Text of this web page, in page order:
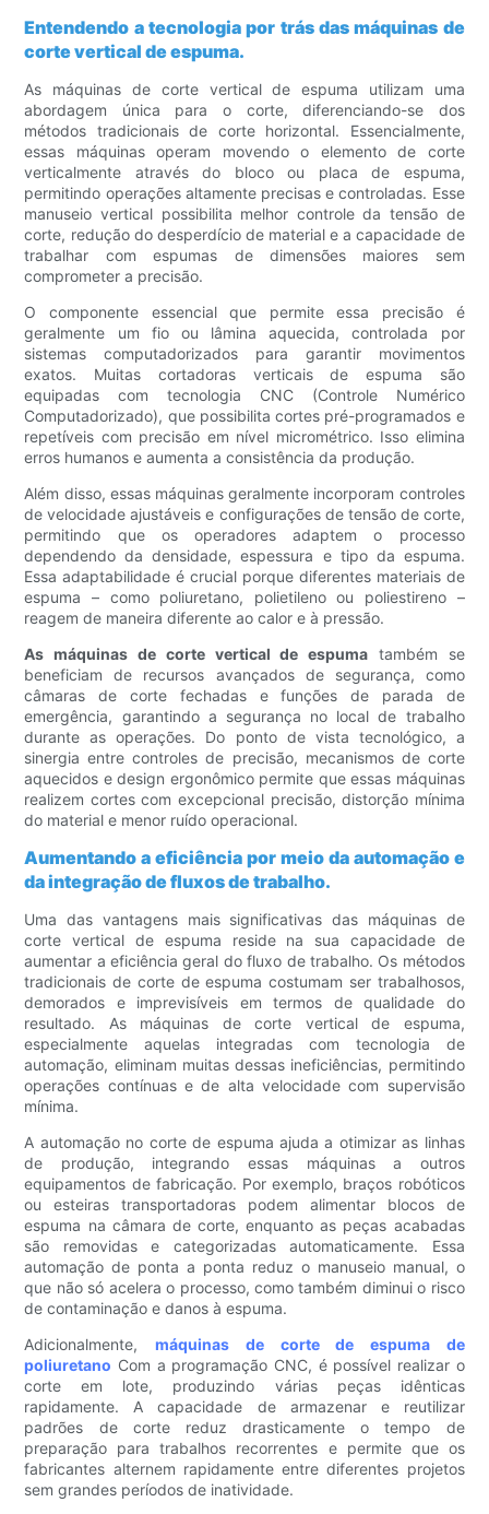
Entendendo a tecnologia por trás das máquinas de
corte vertical de espuma.
As máquinas de corte vertical de espuma utilizam uma
abordagem única para o corte, diferenciando-se dos
métodos tradicionais de corte horizontal. Essencialmente,
essas máquinas operam movendo o elemento de corte
verticalmente através do bloco ou placa de espuma,
permitindo operações altamente precisas e controladas. Esse
manuseio vertical possibilita melhor controle da tensão de
corte, redução do desperdício de material e a capacidade de
trabalhar com espumas de dimensões maiores sem
comprometer a precisão.
O componente essencial que permite essa precisão é
geralmente um fio ou lâmina aquecida, controlada por
sistemas computadorizados para garantir movimentos
exatos. Muitas cortadoras verticais de espuma são
equipadas com tecnologia CNC (Controle Numérico
Computadorizado), que possibilita cortes pré-programados e
repetíveis com precisão em nível micrométrico. Isso elimina
erros humanos e aumenta a consistência da produção.
Além disso, essas máquinas geralmente incorporam controles
de velocidade ajustáveis ​​e configurações de tensão de corte,
permitindo que os operadores adaptem o processo
dependendo da densidade, espessura e tipo da espuma.
Essa adaptabilidade é crucial porque diferentes materiais de
espuma – como poliuretano, polietileno ou poliestireno –
reagem de maneira diferente ao calor e à pressão.
As máquinas de corte vertical de espuma também se
beneficiam de recursos avançados de segurança, como
câmaras de corte fechadas e funções de parada de
emergência, garantindo a segurança no local de trabalho
durante as operações. Do ponto de vista tecnológico, a
sinergia entre controles de precisão, mecanismos de corte
aquecidos e design ergonômico permite que essas máquinas
realizem cortes com excepcional precisão, distorção mínima
do material e menor ruído operacional.
Aumentando a eficiência por meio da automação e
da integração de fluxos de trabalho.
Uma das vantagens mais significativas das máquinas de
corte vertical de espuma reside na sua capacidade de
aumentar a eficiência geral do fluxo de trabalho. Os métodos
tradicionais de corte de espuma costumam ser trabalhosos,
demorados e imprevisíveis em termos de qualidade do
resultado. As máquinas de corte vertical de espuma,
especialmente aquelas integradas com tecnologia de
automação, eliminam muitas dessas ineficiências, permitindo
operações contínuas e de alta velocidade com supervisão
mínima.
A automação no corte de espuma ajuda a otimizar as linhas
de produção, integrando essas máquinas a outros
equipamentos de fabricação. Por exemplo, braços robóticos
ou esteiras transportadoras podem alimentar blocos de
espuma na câmara de corte, enquanto as peças acabadas
são removidas e categorizadas automaticamente. Essa
automação de ponta a ponta reduz o manuseio manual, o
que não só acelera o processo, como também diminui o risco
de contaminação e danos à espuma.
Adicionalmente,
máquinas de corte de espuma de
poliuretano Com a programação CNC, é possível realizar o
corte em lote, produzindo várias peças idênticas
rapidamente. A capacidade de armazenar e reutilizar
padrões de corte reduz drasticamente o tempo de
preparação para trabalhos recorrentes e permite que os
fabricantes alternem rapidamente entre diferentes projetos
sem grandes períodos de inatividade.